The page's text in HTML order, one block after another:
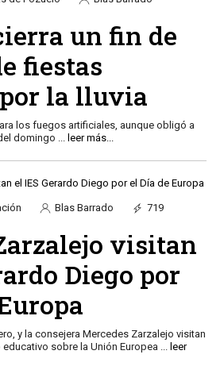
un fin de
fiestas
la lluvia
los fuegos artificiales, aunque obligó a
domingo
leer más...
Blas Barrado
719
visitan
Diego por
y la consejera Mercedes Zarzalejo visitan
sobre la Unión Europea
leer